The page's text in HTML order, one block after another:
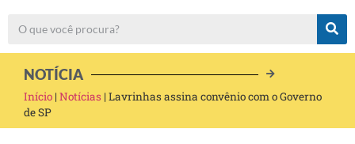
NOTÍCIA
Início | Notícias | Lavrinhas assina convênio com o Governo
de SP